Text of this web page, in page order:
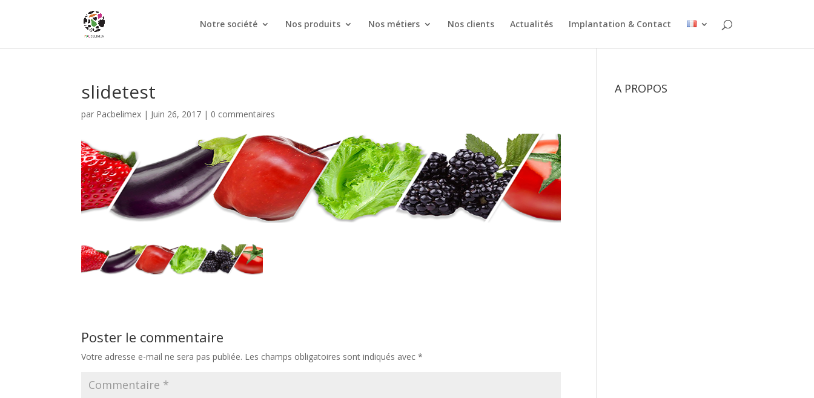
Notre société Nos produits Nos métiers Nos clients Actualités Implantation & Contact
slidetest
par Pacbelimex | Juin 26, 2017 | 0 commentaires
Poster le commentaire
Votre adresse e-mail ne sera pas publiée. Les champs obligatoires sont indiqués avec*
A PROPOS